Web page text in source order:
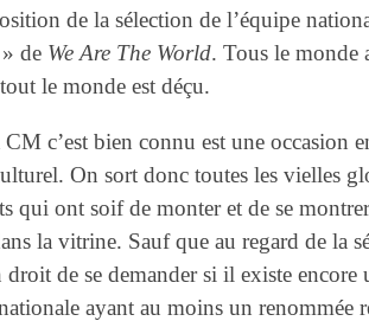
de la sélection de l’équipe
de We Are The World. Tous le monde
le monde est déçu.
c’est bien connu est une occasion
On sort donc toutes les vielles
qui ont soif de monter et de se
la vitrine. Sauf que au regard de la
de se demander si il existe encore
ayant au moins un renommée